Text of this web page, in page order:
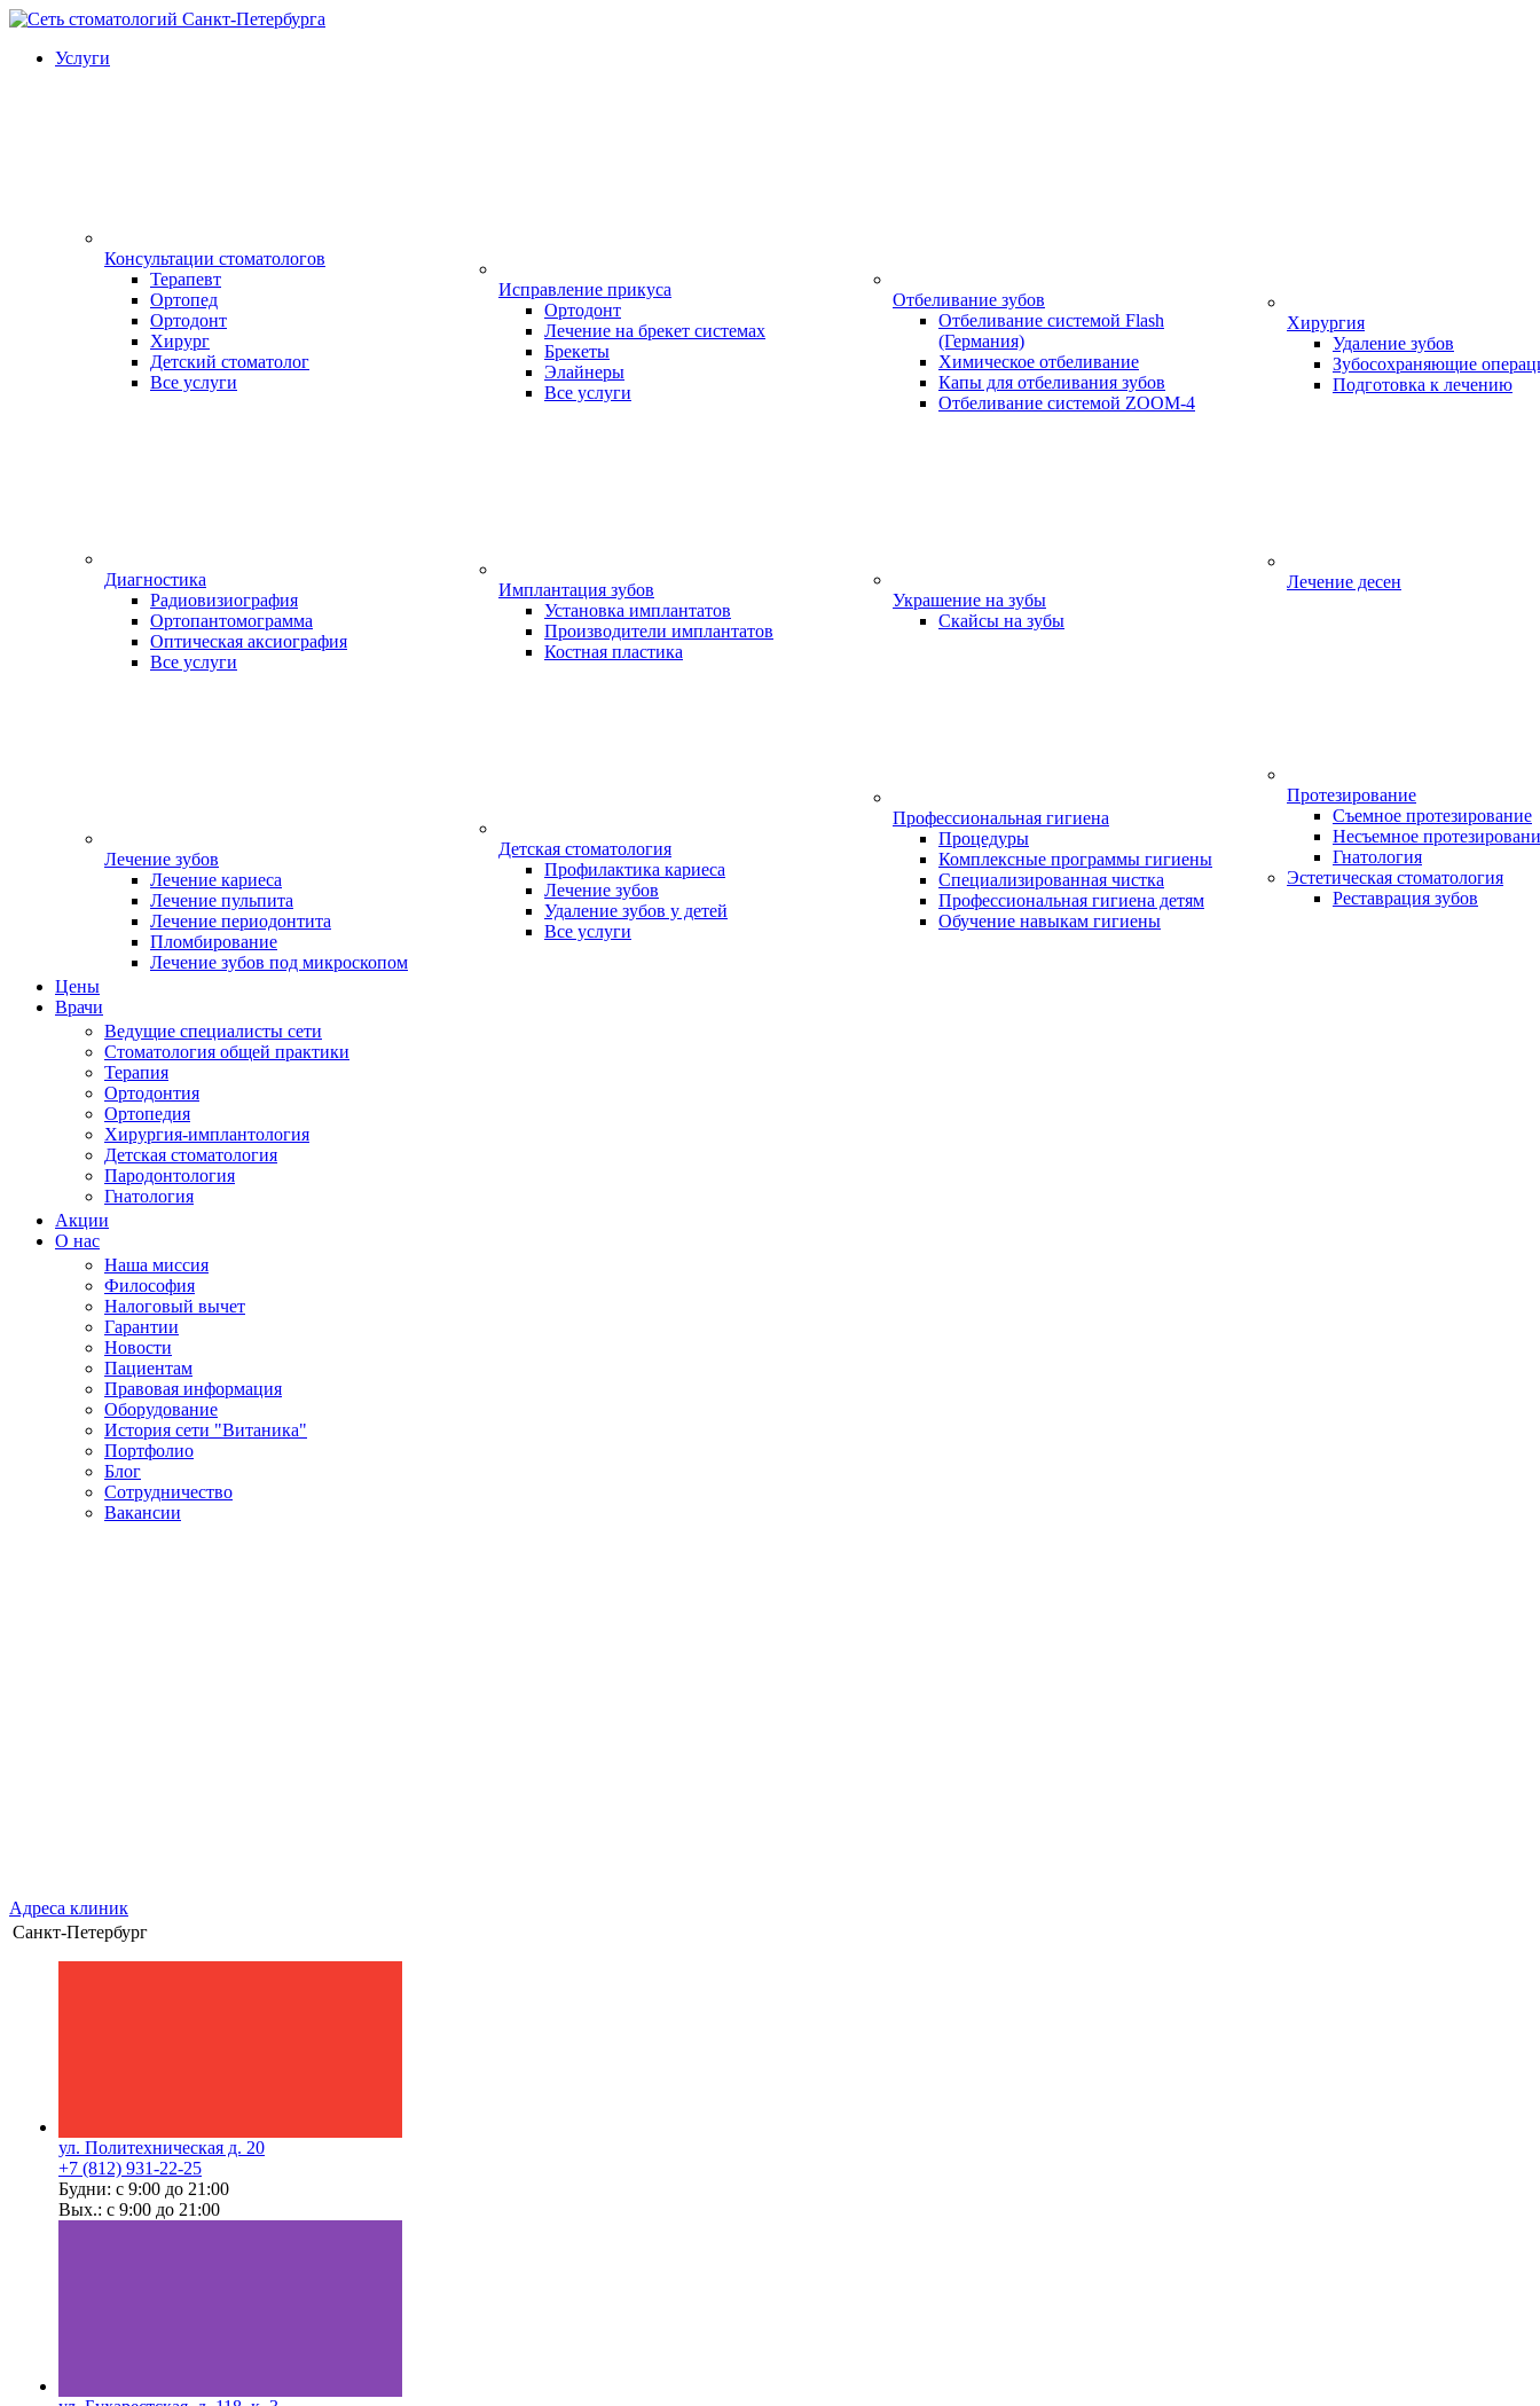
Услуги
Консультации стоматологов
Терапевт
Ортопед
Ортодонт
Хирург
Детский стоматолог
Все услуги
Диагностика
Радиовизиография
Ортопантомограмма
Оптическая аксиография
Все услуги
Лечение зубов
Лечение кариеса
Лечение пульпита
Лечение периодонтита
Пломбирование
Лечение зубов под микроскопом
Исправление прикуса
Ортодонт
Лечение на брекет системах
Брекеты
Элайнеры
Все услуги
Имплантация зубов
Установка имплантатов
Производители имплантатов
Костная пластика
Детская стоматология
Профилактика кариеса
Лечение зубов
Удаление зубов у детей
Все услуги
Отбеливание зубов
Отбеливание системой Flash
(Германия)
Химическое отбеливание
Капы для отбеливания зубов
Отбеливание системой ZOOM-4
Украшение на зубы
Скайсы на зубы
Профессиональная гигиена
Процедуры
Комплексные программы гигиены
Специализированная чистка
Профессиональная гигиена детям
Обучение навыкам гигиены
Хирургия
Удаление зубов
Зубосохраняющие
Подготовка к лечению
Лечение десен
Протезирование
Съемное протезирование
Несъемное
Гнатология
Эстетическая стоматология
Реставрация зубов
Цены
Врачи
Ведущие специалисты сети
Стоматология общей практики
Терапия
Ортодонтия
Ортопедия
Хирургия-имплантология
Детская стоматология
Пародонтология
Гнатология
Акции
О нас
Наша миссия
Философия
Налоговый вычет
Гарантии
Новости
Пациентам
Правовая информация
Оборудование
История сети "Витаника"
Портфолио
Блог
Сотрудничество
Вакансии
Адреса клиник
Санкт-Петербург
ул. Политехническая д. 20
+7 (812) 931-22-25
Будни: с 9:00 до 21:00
Вых.: с 9:00 до 21:00